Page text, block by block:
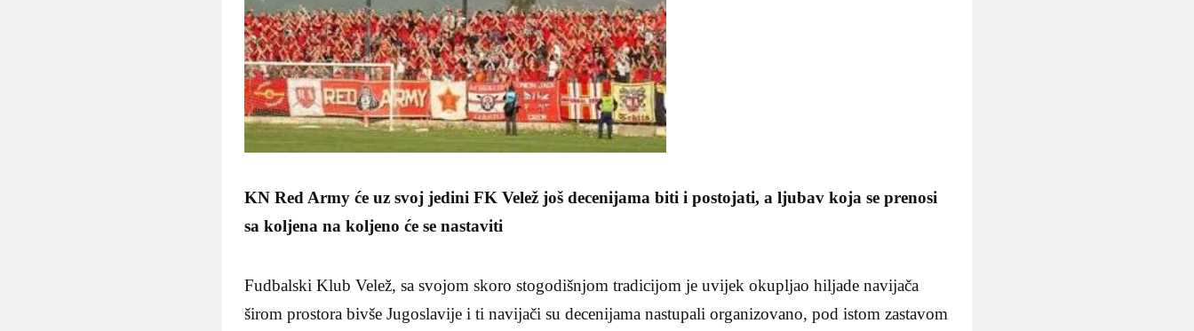
KN Red Army će uz svoj jedini FK Velež još decenijama biti i postojati, a ljubav koja se prenosi
sa koljena na koljeno će se nastaviti
Fudbalski Klub Velež, sa svojom skoro stogodišnjom tradicijom je uvijek okupljao hiljade navijača
širom prostora bivše Jugoslavije i ti navijači su decenijama nastupali organizovano, pod istom zastavom